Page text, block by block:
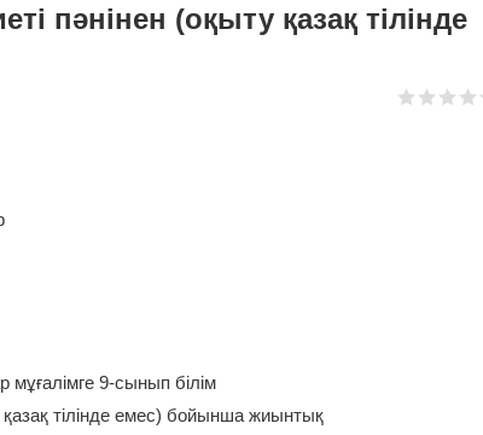
пәнінен (оқыту қазақ тілінде
мұғалімге 9-сынып білім
тілінде емес) бойынша жиынтық